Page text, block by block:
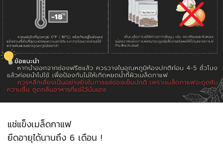
แช่แข็งเมล็ดกาแฟ
ยืดอายุได้นานถึง 6 เดือน !